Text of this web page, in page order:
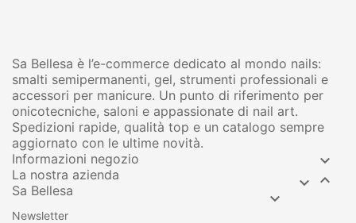
Sa Bellesa è l’e-commerce dedicato al mondo nails:
smalti semipermanenti, gel, strumenti professionali e
accessori per manicure. Un punto di riferimento per
onicotecniche, saloni e appassionate di nail art.
Spedizioni rapide, qualità top e un catalogo sempre
aggiornato con le ultime novità.
Informazioni negozio


La nostra azienda 
Sa Bellesa 
Newsletter